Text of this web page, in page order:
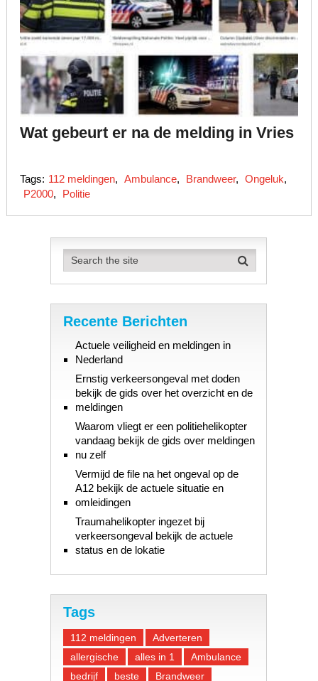
Wat gebeurt er na de melding in Vries
Tags: 112 meldingen, Ambulance, Brandweer, Ongeluk,
P2000, Politie
Recente Berichten
Actuele veiligheid en meldingen in
Nederland
Ernstig verkeersongeval met doden
bekijk de gids over het overzicht en de
meldingen
Waarom vliegt er een politiehelikopter
vandaag bekijk de gids over meldingen
nu zelf
Vermijd de file na het ongeval op de
A12 bekijk de actuele situatie en
omleidingen
Traumahelikopter ingezet bij
verkeersongeval bekijk de actuele
status en de lokatie
Tags
112 meldingen
Adverteren
allergische
alles in 1
Ambulance
bedrijf
beste Brandweer